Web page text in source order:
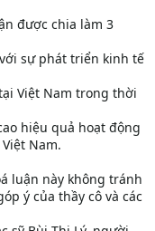
được chia làm 3
sự phát triển kinh tế
Việt Nam trong thời
hiệu quả hoạt động
Nam.
luận này không tránh
ý của thầy cô và các